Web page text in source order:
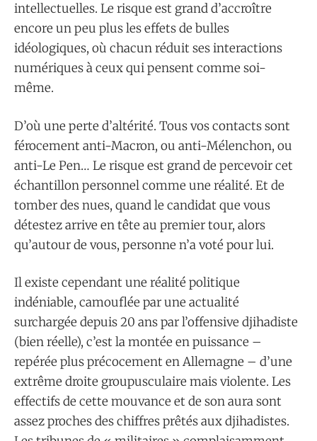
intellectuelles. Le risque est grand d’accroître
encore un peu plus les effets de bulles
idéologiques, où chacun réduit ses interactions
numériques à ceux qui pensent comme soi-
même.
D’où une perte d’altérité. Tous vos contacts sont
férocement anti-Macron, ou anti-Mélenchon, ou
anti-Le Pen… Le risque est grand de percevoir cet
échantillon personnel comme une réalité. Et de
tomber des nues, quand le candidat que vous
détestez arrive en tête au premier tour, alors
qu’autour de vous, personne n’a voté pour lui.
Il existe cependant une réalité politique
indéniable, camouflée par une actualité
surchargée depuis 20 ans par l’offensive djihadiste
(bien réelle), c’est la montée en puissance –
repérée plus précocement en Allemagne – d’une
extrême droite groupusculaire mais violente. Les
effectifs de cette mouvance et de son aura sont
assez proches des chiffres prêtés aux djihadistes.